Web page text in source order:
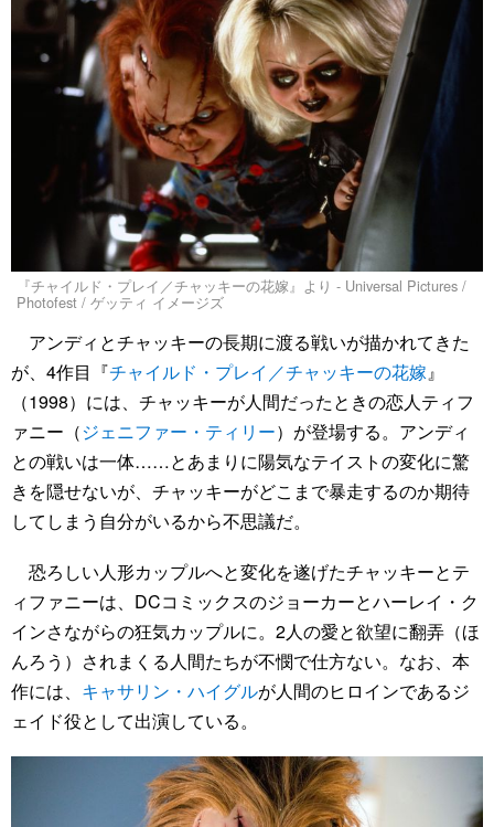
『チャイルド・プレイ／チャッキーの花嫁』より - Universal Pictures /
Photofest / ゲッティ イメージズ
アンディとチャッキーの長期に渡る戦いが描かれてきた
が、4作目『チャイルド・プレイ／チャッキーの花嫁』
（1998）には、チャッキーが人間だったときの恋人ティフ
ァニー（ジェニファー・ティリー）が登場する。アンディ
との戦いは一体……とあまりに陽気なテイストの変化に驚
きを隠せないが、チャッキーがどこまで暴走するのか期待
してしまう自分がいるから不思議だ。
恐ろしい人形カップルへと変化を遂げたチャッキーとテ
ィファニーは、DCコミックスのジョーカーとハーレイ・ク
インさながらの狂気カップルに。2人の愛と欲望に翻弄（ほ
んろう）されまくる人間たちが不憫で仕方ない。なお、本
作には、 キャサリン・ハイグルが人間のヒロインであるジ
ェイド役として出演している。